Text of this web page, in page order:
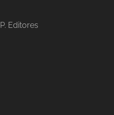
Editores